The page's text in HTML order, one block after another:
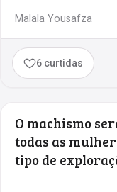
Malala Yousafza
6 curtidas
O machismo
todas as
tipo de